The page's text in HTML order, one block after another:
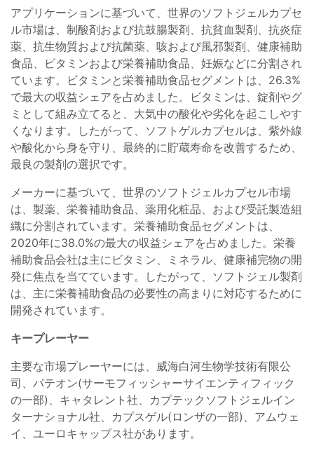
アプリケーションに基づいて、世界のソフトジェルカプセ
ル市場は、制酸剤および抗鼓腸製剤、抗貧血製剤、抗炎症
薬、抗生物質および抗菌薬、咳および風邪製剤、健康補助
食品、ビタミンおよび栄養補助食品、妊娠などに分割され
ています。ビタミンと栄養補助食品セグメントは、26.3%
で最大の収益シェアを占めました。ビタミンは、錠剤やグ
ミとして組み立てると、大気中の酸化や劣化を起こしやす
くなります。したがって、ソフトゲルカプセルは、紫外線
や酸化から身を守り、最終的に貯蔵寿命を改善するため、
最良の製剤の選択です。
メーカーに基づいて、世界のソフトジェルカプセル市場
は、製薬、栄養補助食品、薬用化粧品、および受託製造組
織に分割されています。栄養補助食品セグメントは、
2020年に38.0%の最大の収益シェアを占めました。栄養
補助食品会社は主にビタミン、ミネラル、健康補完物の開
発に焦点を当てています。したがって、ソフトジェル製剤
は、主に栄養補助食品の必要性の高まりに対応するために
開発されています。
キープレーヤー
主要な市場プレーヤーには、威海白河生物学技術有限公
司、パテオン(サーモフィッシャーサイエンティフィック
の一部)、キャタレント社、カプテックソフトジェルイン
ターナショナル社、カプスゲル(ロンザの一部)、アムウェ
イ、ユーロキャップス社があります。